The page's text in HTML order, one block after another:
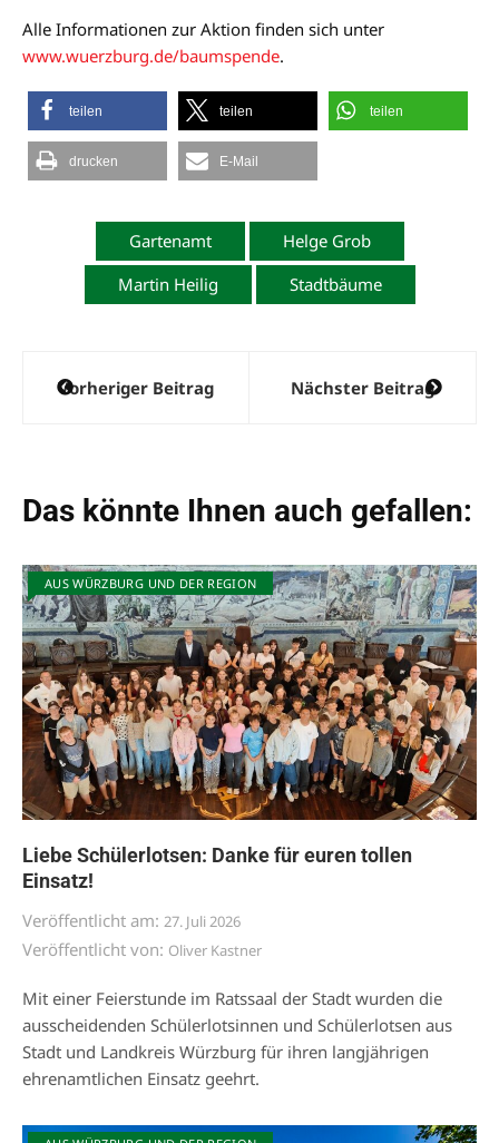
Alle Informationen zur Aktion finden sich unter
www.wuerzburg.de/baumspende.
teilen teilen teilen
drucken E-Mail
Gartenamt
Helge Grob
Martin Heilig
Stadtbäume
Beitragsnavigation
Vorheriger Beitrag Nächster Beitrag
Das könnte Ihnen auch gefallen:
AUS WÜRZBURG UND DER REGION
Liebe Schülerlotsen: Danke für euren tollen
Einsatz!
Veröffentlicht am: 27. Juli 2026
Veröffentlicht von: Oliver Kastner
Mit einer Feierstunde im Ratssaal der Stadt wurden die
ausscheidenden Schülerlotsinnen und Schülerlotsen aus
Stadt und Landkreis Würzburg für ihren langjährigen
ehrenamtlichen Einsatz geehrt.